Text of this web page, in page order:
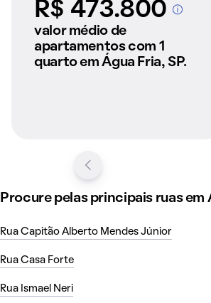
R$ 473.800
A partir dos
valor médio de
apartamentos com 1
quarto em Água Fria, SP.
Procure pelas principais ruas em
Rua Capitão Alberto Mendes Júnior
Rua Casa Forte
Rua Ismael Neri